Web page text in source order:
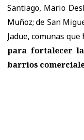
Santiago, Mario
Muñoz; de San
Jadue, comunas
para fortalecer
barrios